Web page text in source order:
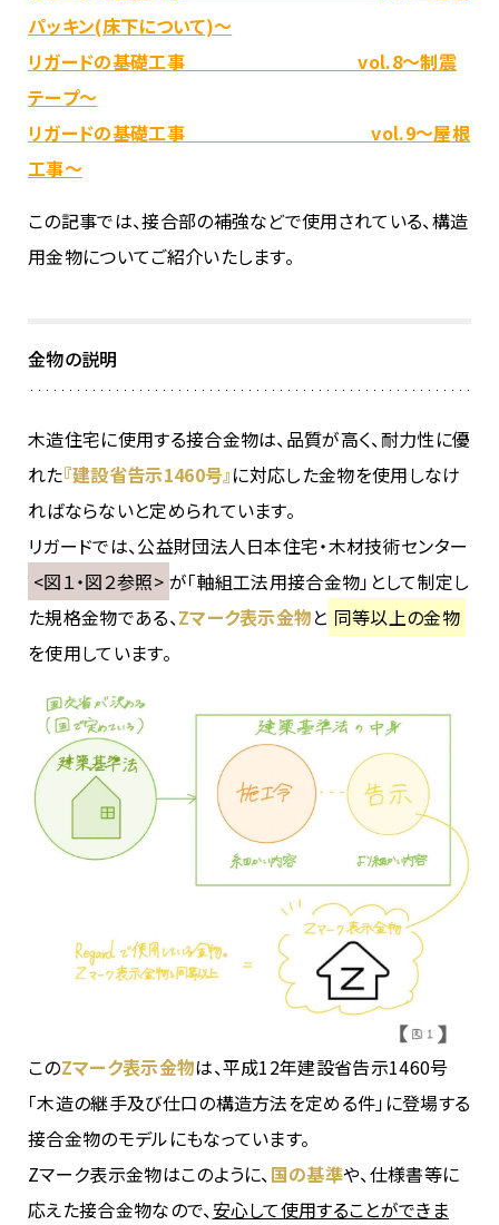
パッキン(床下について)～
リガードの基礎工事 vol.8～制震
テープ～
リガードの基礎工事 vol.9～屋根
工事～
この記事では、接合部の補強などで使用されている、構造
用金物についてご紹介いたします。
金物の説明
木造住宅に使用する接合金物は、品質が高く、耐力性に優
れた『建設省告示1460号』に対応した金物を使用しなけ
ればならないと定められています。
リガードでは、公益財団法人日本住宅・木材技術センター
<図１・図２参照> が「軸組工法用接合金物」として制定し
た規格金物である、Zマーク表示金物と 同等以上の金物
を使用しています。
このZマーク表示金物は、平成12年建設省告示1460号
「木造の継手及び仕口の構造方法を定める件」に登場する
接合金物のモデルにもなっています。
Zマーク表示金物はこのように、国の基準や、仕様書等に
応えた接合金物なので、安心して使用することができま